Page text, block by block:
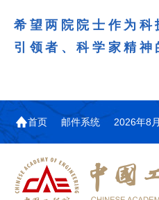
希望两院院士作为
引领者、科学家精
首页 邮件系统 2026年8